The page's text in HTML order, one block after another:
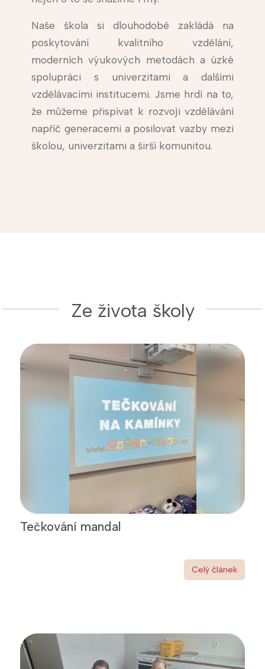
Naše škola si dlouhodobě zakládá na
poskytování kvalitního vzdělání,
moderních výukových metodách a úzké
spolupráci s univerzitami a dalšími
vzdělávacími institucemi. Jsme hrdí na to,
že můžeme přispívat k rozvoji vzdělávání
napříč generacemi a posilovat vazby mezi
školou, univerzitami a širší komunitou.
Ze života školy
Tečkování mandal
Celý článek